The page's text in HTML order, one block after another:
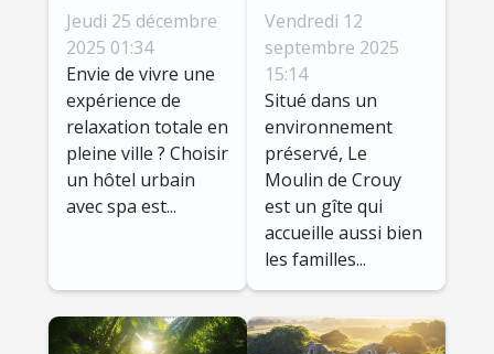
hôtel urbain
avec spa pour
une détente
optimale ?
Jeudi 25 décembre
2025 01:34
Envie de vivre une
expérience de
relaxation totale en
pleine ville ? Choisir
un hôtel urbain
avec spa est...
beau gîte de
Val-de-Loire !
Vendredi 12
septembre 2025
15:14
Situé dans un
environnement
préservé, Le
Moulin de Crouy
est un gîte qui
accueille aussi bien
les familles...